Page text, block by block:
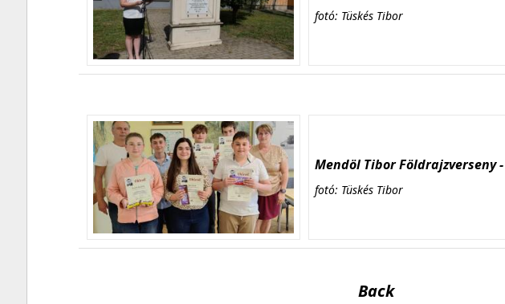
fotó: Tüskés Tibor
Mendöl Tibor Földrajzverseny
fotó: Tüskés Tibor
Back